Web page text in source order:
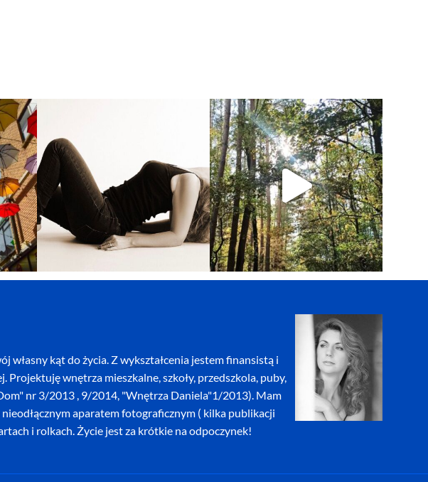
własny kąt do życia. Z wykształcenia jestem finansistą i
wnętrza mieszkalne, szkoły, przedszkola, puby,
nr 3/2013 , 9/2014, "Wnętrza Daniela"1/2013). Mam
aparatem fotograficznym ( kilka publikacji
i rolkach. Życie jest za krótkie na odpoczynek!